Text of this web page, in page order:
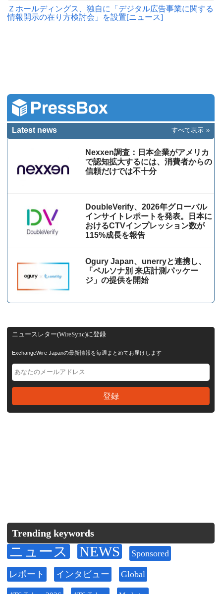
Ｚホールディングス、独自に「デジタル広告事業に関する
情報開示の在り方検討会」を設置[ニュース]
Latest news すべて表示
Nexxen調査：日本企業がアメリカ
で認知拡大するには、消費者からの
信頼だけでは不十分
DoubleVerify、2026年グローバル
インサイトレポートを発表。日本に
おけるCTVインプレッション数が
115%成⻑を報告
Ogury Japan、unerryと連携し、
「ペルソナ別 来店計測パッケー
ジ」の提供を開始
ニュースレター(WireSync)に登録
ExchangeWire Japanの最新情報を毎週まとめてお届けします
Trending keywords
ニュース NEWS Sponsored
レポート インタビュー Global